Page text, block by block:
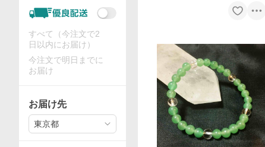
すべて（今注文で2
日以内にお届け）
今注文で明日までに
お届け
お届け先
東京都